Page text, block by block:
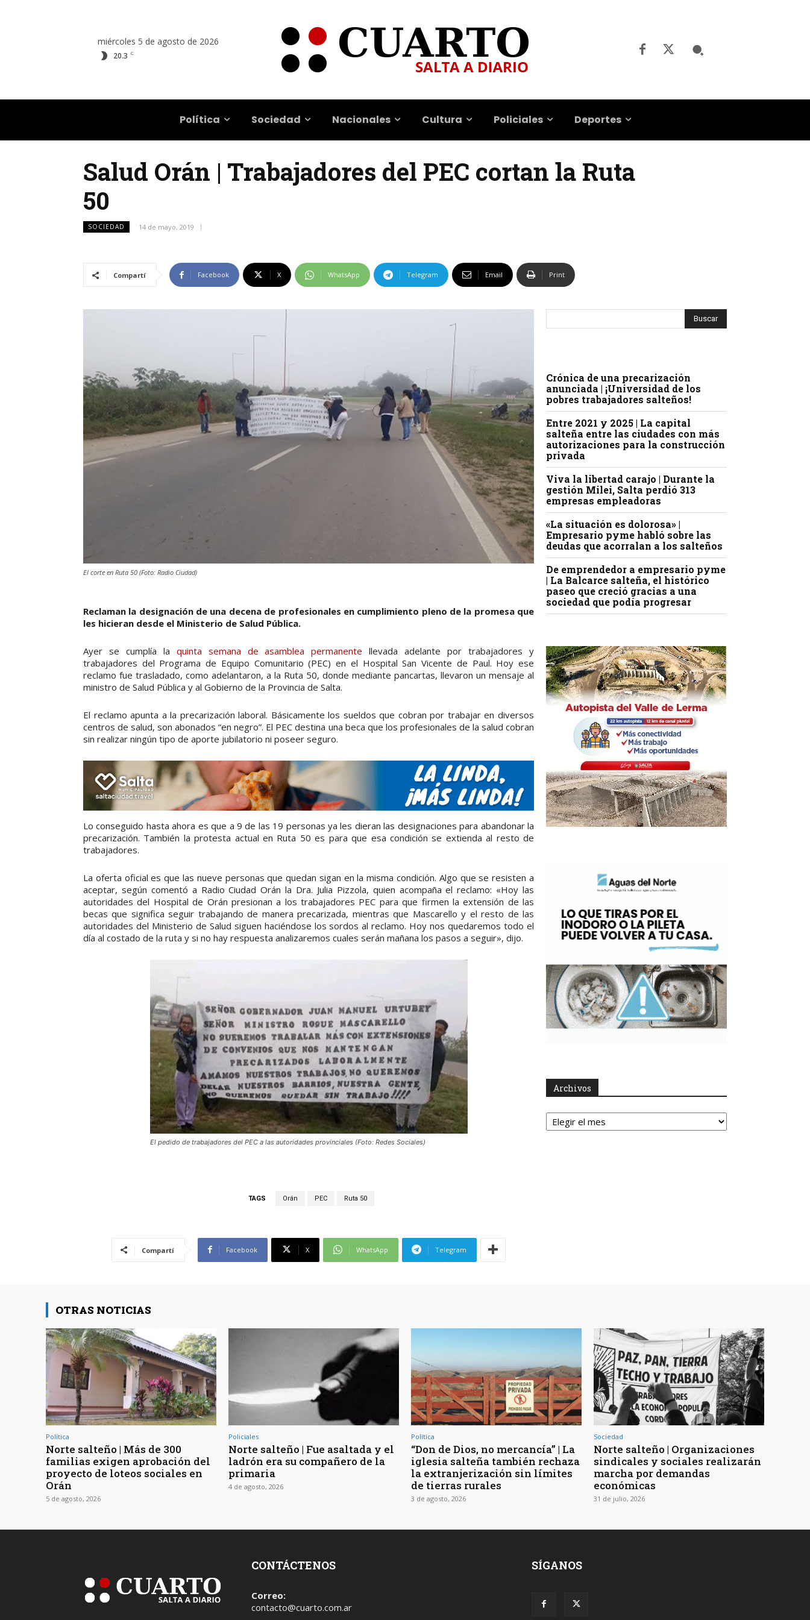
miércoles 5 de agosto de 2026
20.3 C
Política Sociedad Nacionales Cultura Policiales Deportes
Salud Orán | Trabajadores del PEC cortan la Ruta
50
SOCIEDAD 14 de mayo, 2019
Compartí Facebook X WhatsApp Telegram Email Print
El corte en Ruta 50 (Foto: Radio Ciudad)
Reclaman la designación de una decena de profesionales en cumplimiento pleno de la promesa que
les hicieran desde el Ministerio de Salud Pública.
Ayer se cumplía la quinta semana de asamblea permanente llevada adelante por trabajadores y
trabajadores del Programa de Equipo Comunitario (PEC) en el Hospital San Vicente de Paul. Hoy ese
reclamo fue trasladado, como adelantaron, a la Ruta 50, donde mediante pancartas, llevaron un mensaje al
ministro de Salud Pública y al Gobierno de la Provincia de Salta.
El reclamo apunta a la precarización laboral. Básicamente los sueldos que cobran por trabajar en diversos
centros de salud, son abonados “en negro”. El PEC destina una beca que los profesionales de la salud cobran
sin realizar ningún tipo de aporte jubilatorio ni poseer seguro.
Lo conseguido hasta ahora es que a 9 de las 19 personas ya les dieran las designaciones para abandonar la
precarización. También la protesta actual en Ruta 50 es para que esa condición se extienda al resto de
trabajadores.
La oferta oficial es que las nueve personas que quedan sigan en la misma condición. Algo que se resisten a
aceptar, según comentó a Radio Ciudad Orán la Dra. Julia Pizzola, quien acompaña el reclamo: «Hoy las
autoridades del Hospital de Orán presionan a los trabajadores PEC para que firmen la extensión de las
becas que significa seguir trabajando de manera precarizada, mientras que Mascarello y el resto de las
autoridades del Ministerio de Salud siguen haciéndose los sordos al reclamo. Hoy nos quedaremos todo el
día al costado de la ruta y si no hay respuesta analizaremos cuales serán mañana los pasos a seguir», dijo.
El pedido de trabajadores del PEC a las autoridades provinciales (Foto: Redes Sociales)
TAGS Orán PEC Ruta 50
Compartí Facebook X WhatsApp Telegram
Crónica de una precarización
anunciada | ¡Universidad de los
pobres trabajadores salteños!
Entre 2021 y 2025 | La capital
salteña entre las ciudades con más
autorizaciones para la construcción
privada
Viva la libertad carajo | Durante la
gestión Milei, Salta perdió 313
empresas empleadoras
«La situación es dolorosa» |
Empresario pyme habló sobre las
deudas que acorralan a los salteños
De emprendedor a empresario pyme
| La Balcarce salteña, el histórico
paseo que creció gracias a una
sociedad que podía progresar
Archivos
Archivos
OTRAS NOTICIAS
Política
Norte salteño | Más de 300
familias exigen aprobación del
proyecto de loteos sociales en
Orán
5 de agosto, 2026
Policiales
Norte salteño | Fue asaltada y el
ladrón era su compañero de la
primaria
4 de agosto, 2026
Política
“Don de Dios, no mercancía” | La
iglesia salteña también rechaza
la extranjerización sin límites
de tierras rurales
3 de agosto, 2026
Sociedad
Norte salteño | Organizaciones
sindicales y sociales realizarán
marcha por demandas
económicas
31 de julio, 2026
CONTÁCTENOS
Correo:
contacto@cuarto.com.ar
SÍGANOS